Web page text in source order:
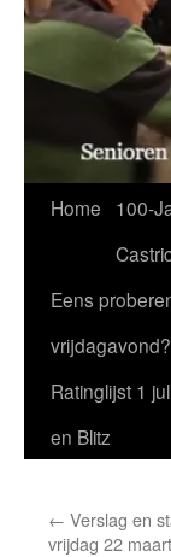
Home
100-
Eens
vrijdagavond?
Ratinglijst 1
en Blitz
← Verslag en
vrijdag 22